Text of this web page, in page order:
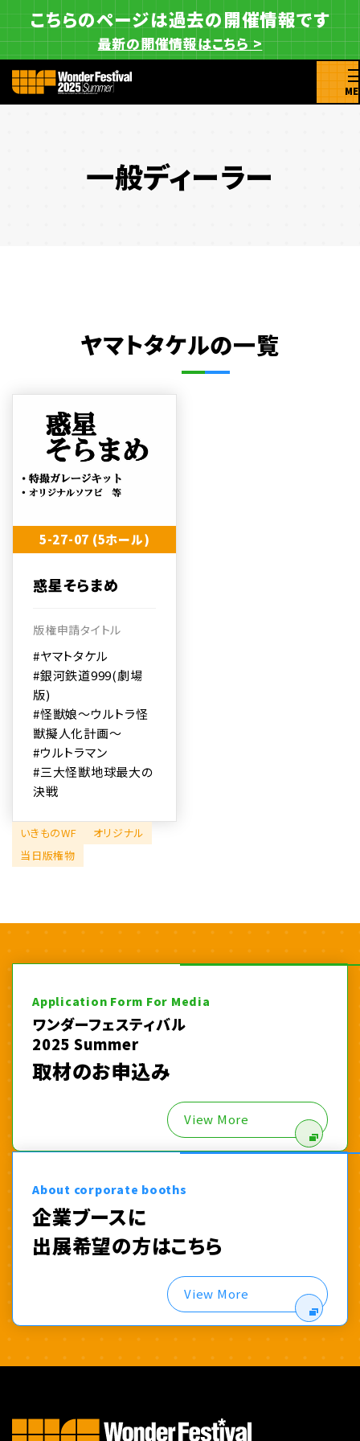
こちらのページは過去の開催情報です
最新の開催情報はこちら >
一般ディーラー
ヤマトタケルの一覧
5-27-07 (5ホール)
惑星そらまめ
版権申請タイトル
#ヤマトタケル
#銀河鉄道999(劇場
版)
#怪獣娘～ウルトラ怪
獣擬人化計画～
#ウルトラマン
#三大怪獣地球最大の
決戦
いきものWF
オリジナル
当日版権物
Application Form For Media
ワンダーフェスティバル
2025 Summer
取材のお申込み
View More
About corporate booths
企業ブースに
出展希望の方はこちら
View More